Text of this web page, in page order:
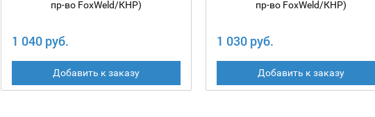
пр-во FoxWeld/КНР)
1 040 руб.
Добавить к заказу
пр-во FoxWeld/КНР)
1 030 руб.
Добавить к заказу